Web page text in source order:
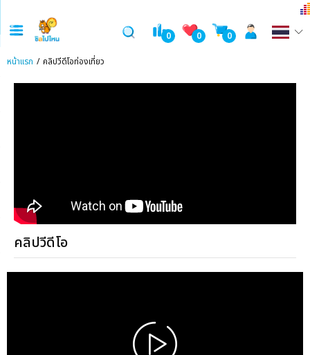
0 0 0
หน้าแรก คลิปวีดีโอท่องเที่ยว
คลิปวีดีโอ